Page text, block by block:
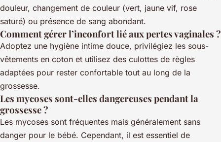
douleur, changement de couleur (vert, jaune vif, rose
saturé) ou présence de sang abondant.
Comment gérer l’inconfort lié aux pertes vaginales ?
Adoptez une hygiène intime douce, privilégiez les sous-
vêtements en coton et utilisez des culottes de règles
adaptées pour rester confortable tout au long de la
grossesse.
Les mycoses sont-elles dangereuses pendant la
grossesse ?
Les mycoses sont fréquentes mais généralement sans
danger pour le bébé. Cependant, il est essentiel de